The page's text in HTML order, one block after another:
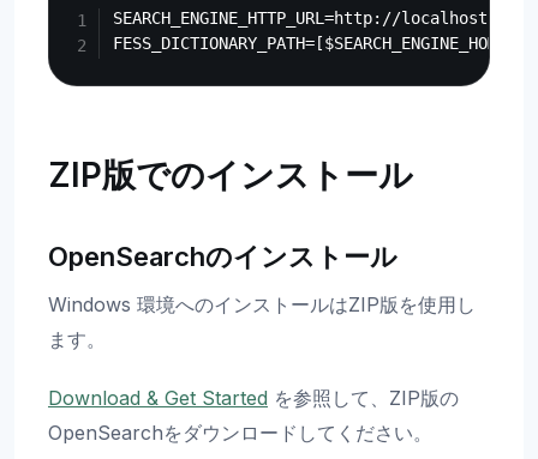
SEARCH_ENGINE_HTTP_URL=http://localhost:9200
ZIP版でのインストール
OpenSearchのインストール
Windows 環境へのインストールはZIP版を使用し
ます。
Download & Get Started を参照して、ZIP版の
OpenSearchをダウンロードしてください。